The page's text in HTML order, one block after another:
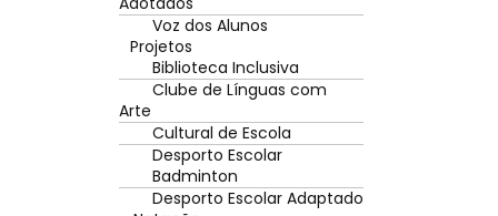
Voz dos Alunos
Projetos
Biblioteca Inclusiva
Clube de Línguas com
Arte
Cultural de Escola
Desporto Escolar
Badminton
Desporto Escolar Adaptado